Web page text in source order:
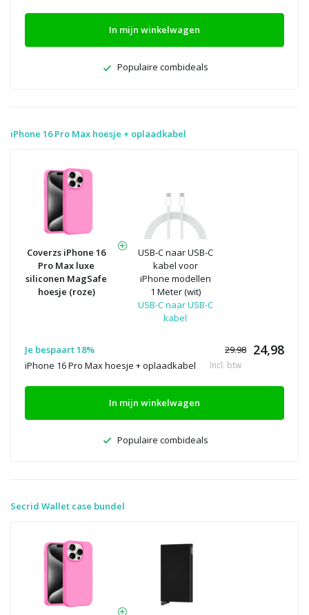
In mijn winkelwagen
Populaire combideals
iPhone 16 Pro Max hoesje + oplaadkabel
Coverzs iPhone 16
Pro Max luxe
siliconen MagSafe
hoesje (roze)
USB-C naar USB-C
kabel voor
iPhone modellen
1 Meter (wit)
USB-C naar USB-C
kabel
Je bespaart 18% 29.98 24,98
iPhone 16 Pro Max hoesje + oplaadkabel Incl. btw
In mijn winkelwagen
Populaire combideals
Secrid Wallet case bundel